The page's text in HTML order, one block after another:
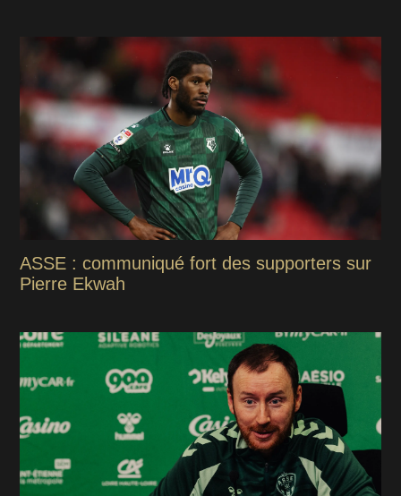
ASSE : communiqué fort des supporters sur
Pierre Ekwah